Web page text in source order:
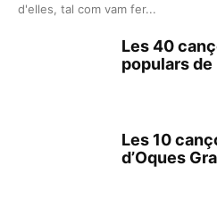
d'elles, tal com vam fer...
Les 40
populars
Les 10
d’Oques